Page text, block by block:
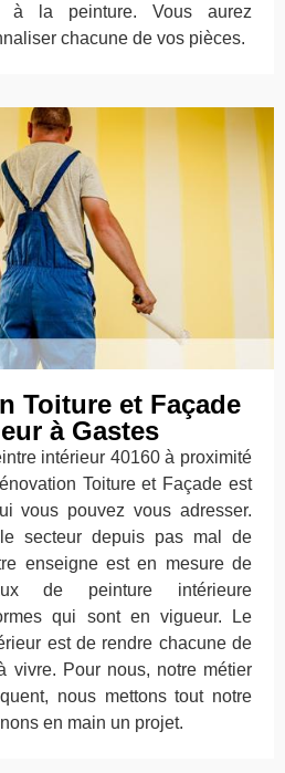
à la peinture. Vous aurez
chacune de vos pièces.
Toiture et Façade
à Gastes
intérieur 40160 à proximité
Toiture et Façade est
vous pouvez vous adresser.
secteur depuis pas mal de
enseigne est en mesure de
de peinture intérieure
qui sont en vigueur. Le
est de rendre chacune de
vivre. Pour nous, notre métier
nous mettons tout notre
en main un projet.